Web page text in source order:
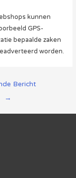
kunnen
GPS-
bepaalde zaken
worden.
Bericht
→